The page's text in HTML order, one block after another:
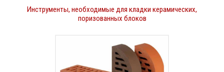
Инструменты, необходимые для кладки керамических,
поризованных блоков